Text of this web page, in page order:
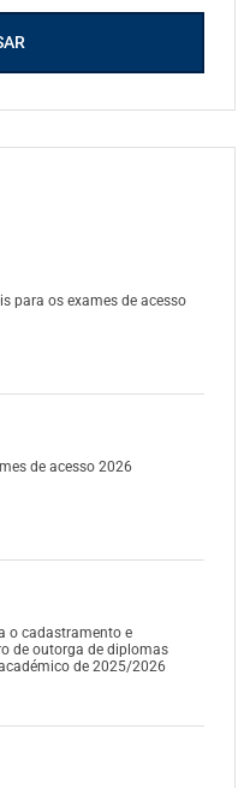
para os exames de acesso
de acesso 2026
o cadastramento e
de outorga de diplomas
de 2025/2026